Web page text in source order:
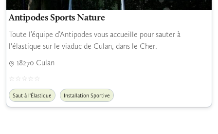
Antipodes Sports Nature
Toute l’équipe d’Antipodes vous accueille pour sauter à
l'élastique sur le viaduc de Culan, dans le Cher.
18270 Culan
Saut à l'Élastique Installation Sportive